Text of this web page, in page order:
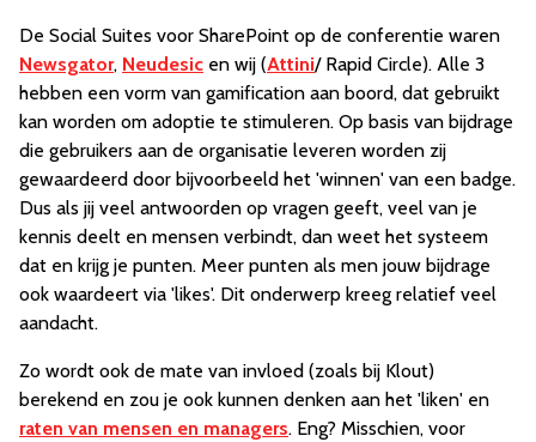
De Social Suites voor SharePoint op de conferentie waren
Newsgator, Neudesic en wij (Attini/ Rapid Circle). Alle 3
hebben een vorm van gamification aan boord, dat gebruikt
kan worden om adoptie te stimuleren. Op basis van bijdrage
die gebruikers aan de organisatie leveren worden zij
gewaardeerd door bijvoorbeeld het 'winnen' van een badge.
Dus als jij veel antwoorden op vragen geeft, veel van je
kennis deelt en mensen verbindt, dan weet het systeem
dat en krijg je punten. Meer punten als men jouw bijdrage
ook waardeert via 'likes'. Dit onderwerp kreeg relatief veel
aandacht.
Zo wordt ook de mate van invloed (zoals bij Klout)
berekend en zou je ook kunnen denken aan het 'liken' en
raten van mensen en managers. Eng? Misschien, voor